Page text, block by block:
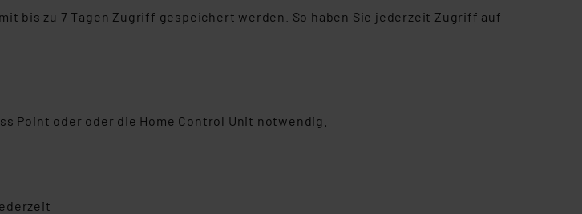
bis zu 7 Tagen Zugriff gespeichert werden. So haben Sie jederzeit Zugriff auf
Point oder oder die Home Control Unit notwendig.